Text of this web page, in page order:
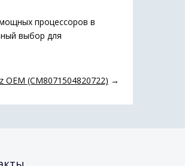
процессоров в
выбор для
OEM (CM8071504820722) →